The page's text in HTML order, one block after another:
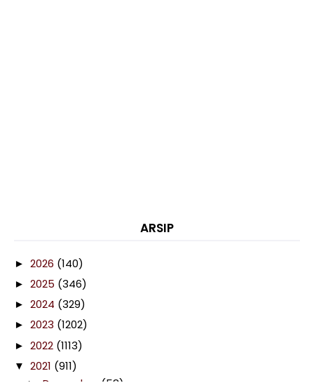
ARSIP
► 2026 (140)
► 2025 (346)
► 2024 (329)
► 2023 (1202)
► 2022 (1113)
▼ 2021 (911)
► December (58)